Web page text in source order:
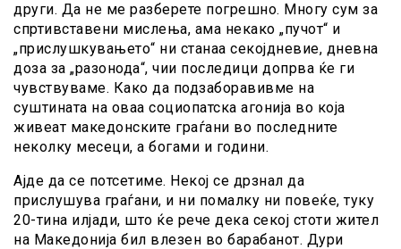
други. Да не ме разберете погрешно. Многу сум за
спртивставени мислења, ама некако „пучот“ и
„прислушкувањето“ ни станаа секојдневие, дневна
доза за „разонода“, чии последици допрва ќе ги
чувствуваме. Како да подзаборавивме на
суштината на оваа социопатска агонија во која
живеат македонските граѓани во последните
неколку месеци, а богами и години.
Ајде да се потсетиме. Некој се дрзнал да
прислушува граѓани, и ни помалку ни повеќе, туку
20-тина илјади, што ќе рече дека секој стоти жител
на Македонија бил влезен во барабанот. Дури